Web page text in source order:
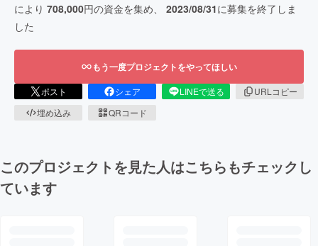
により 708,000円の資金を集め、 2023/08/31に募集を終了しま
した
もう一度プロジェクトをやってほしい
ポスト シェア LINEで送る
URLコピー
埋め込み
QRコード
このプロジェクトを見た人はこちらもチェックし
ています